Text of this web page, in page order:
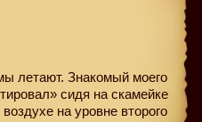
летают. Знакомый моего
сидя на скамейке
на уровне второго